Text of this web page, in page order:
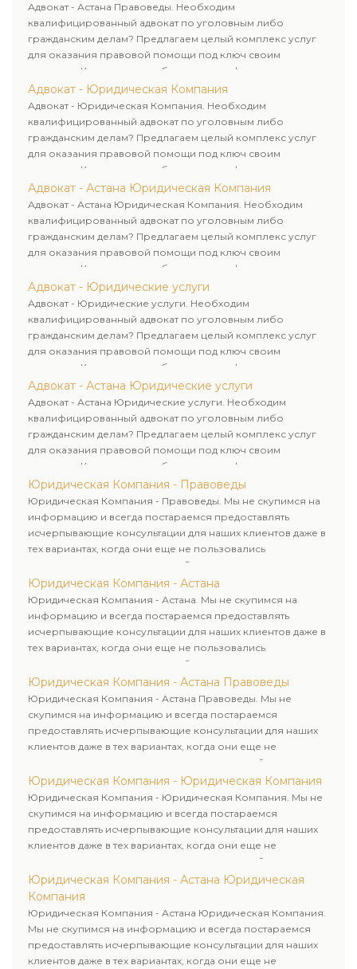
Адвокат - Астана Правоведы. Необходим
квалифицированный адвокат по уголовным либо
гражданским делам? Предлагаем целый комплекс услуг
для оказания правовой помощи под ключ своим
клиентам. Комплексное обслуживание физических и
юридических лиц. Индивидуальный подход к каждому
клиенту.
Адвокат - Юридическая Компания
Адвокат - Юридическая Компания. Необходим
квалифицированный адвокат по уголовным либо
гражданским делам? Предлагаем целый комплекс услуг
для оказания правовой помощи под ключ своим
клиентам. Комплексное обслуживание физических и
юридических лиц. Индивидуальный подход к каждому
клиенту.
Адвокат - Астана Юридическая Компания
Адвокат - Астана Юридическая Компания. Необходим
квалифицированный адвокат по уголовным либо
гражданским делам? Предлагаем целый комплекс услуг
для оказания правовой помощи под ключ своим
клиентам. Комплексное обслуживание физических и
юридических лиц. Индивидуальный подход к каждому
клиенту.
Адвокат - Юридические услуги
Адвокат - Юридические услуги. Необходим
квалифицированный адвокат по уголовным либо
гражданским делам? Предлагаем целый комплекс услуг
для оказания правовой помощи под ключ своим
клиентам. Комплексное обслуживание физических и
юридических лиц. Индивидуальный подход к каждому
клиенту.
Адвокат - Астана Юридические услуги
Адвокат - Астана Юридические услуги. Необходим
квалифицированный адвокат по уголовным либо
гражданским делам? Предлагаем целый комплекс услуг
для оказания правовой помощи под ключ своим
клиентам. Комплексное обслуживание физических и
юридических лиц. Индивидуальный подход к каждому
клиенту.
Юридическая Компания - Правоведы
Юридическая Компания - Правоведы. Мы не скупимся на
информацию и всегда постараемся предоставлять
исчерпывающие консультации для наших клиентов даже в
тех вариантах, когда они еще не пользовались
юридическими услугами нашей компании.
Юридическая Компания - Астана
Юридическая Компания - Астана. Мы не скупимся на
информацию и всегда постараемся предоставлять
исчерпывающие консультации для наших клиентов даже в
тех вариантах, когда они еще не пользовались
юридическими услугами нашей компании.
Юридическая Компания - Астана Правоведы
Юридическая Компания - Астана Правоведы. Мы не
скупимся на информацию и всегда постараемся
предоставлять исчерпывающие консультации для наших
клиентов даже в тех вариантах, когда они еще не
пользовались юридическими услугами нашей компании.
Юридическая Компания - Юридическая Компания
Юридическая Компания - Юридическая Компания. Мы не
скупимся на информацию и всегда постараемся
предоставлять исчерпывающие консультации для наших
клиентов даже в тех вариантах, когда они еще не
пользовались юридическими услугами нашей компании.
Юридическая Компания - Астана Юридическая
Компания
Юридическая Компания - Астана Юридическая Компания.
Мы не скупимся на информацию и всегда постараемся
предоставлять исчерпывающие консультации для наших
клиентов даже в тех вариантах, когда они еще не